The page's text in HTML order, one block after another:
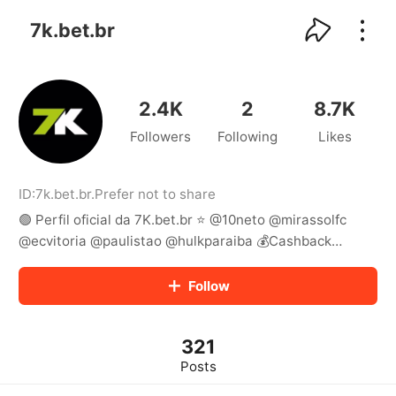
7k.bet.br
2.4K
Followers
2
Following
8.7K
Likes
ID:7k.bet.br.Prefer not to share
🟢 Perfil oficial da 7K.bet.br ⭐️ @10neto @mirassolfc
@ecvitoria @paulistao @hulkparaiba 💰Cashback
Follow
321
Posts
kwaikwaikwaikwaikwaikwaikwaikwaikwaikwaikwaikwai
kwaikwaikwaikwaikwaikwaikwaikwai
kwaikwaikwaikwaikwaikwaikwaikwaikwaikwaikwaikwai
kwaikwaikwaikwaikwaikwaikwaikwai
kwaikwaikwaikwaikwaikwaikwaikwaikwaikwaikwaikwai
kwaikwaikwaikwaikwaikwaikwaikwai
kwaikwaikwaikwaikwaikwaikwaikwai
kwaikwaikwaikwaikwaikwaikwaikwaikwaikwaikwaikwai
kwaikwaikwaikwaikwaikwaikwaikwai
kwaikwaikwaikwaikwaikwaikwaikwaikwaikwaikwaikwai
kwaikwaikwaikwaikwaikwaikwaikwai
kwaikwaikwaikwaikwaikwaikwaikwaikwaikwaikwaikwai
kwaikwaikwaikwaikwaikwaikwaikwai
kwaikwaikwaikwaikwaikwaikwaikwai
kwaikwaikwaikwaikwaikwaikwaikwaikwaikwaikwaikwai